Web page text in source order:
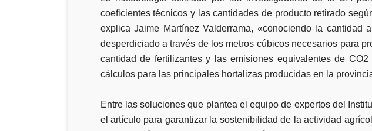
coeficientes técnicos y las cantidades de producto retirado
explica Jaime Martínez Valderrama, «conociendo la
desperdiciado a través de los metros cúbicos necesarios para
cantidad de fertilizantes y las emisiones equivalentes de
cálculos para las principales hortalizas producidas en la
Entre las soluciones que plantea el equipo de expertos del
el artículo para garantizar la sostenibilidad de la actividad